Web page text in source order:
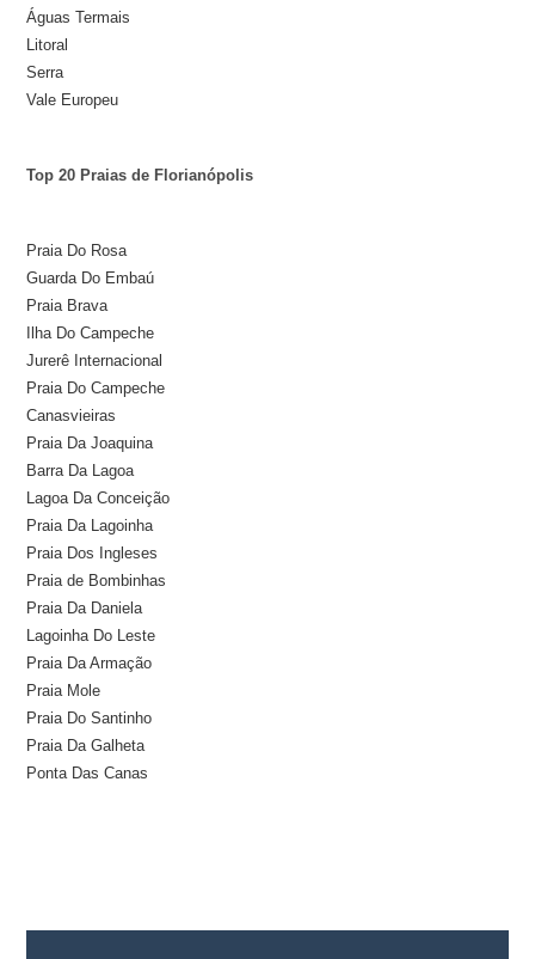
Águas Termais
Litoral
Serra
Vale Europeu
Top 20 Praias de Florianópolis
Praia Do Rosa
Guarda Do Embaú
Praia Brava
Ilha Do Campeche
Jurerê Internacional
Praia Do Campeche
Canasvieiras
Praia Da Joaquina
Barra Da Lagoa
Lagoa Da Conceição
Praia Da Lagoinha
Praia Dos Ingleses
Praia de Bombinhas
Praia Da Daniela
Lagoinha Do Leste
Praia Da Armação
Praia Mole
Praia Do Santinho
Praia Da Galheta
Ponta Das Canas